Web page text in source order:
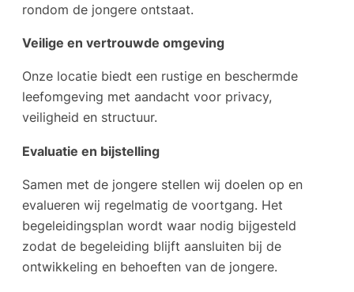
rondom de jongere ontstaat.
Veilige en vertrouwde omgeving
Onze locatie biedt een rustige en beschermde
leefomgeving met aandacht voor privacy,
veiligheid en structuur.
Evaluatie en bijstelling
Samen met de jongere stellen wij doelen op en
evalueren wij regelmatig de voortgang. Het
begeleidingsplan wordt waar nodig bijgesteld
zodat de begeleiding blijft aansluiten bij de
ontwikkeling en behoeften van de jongere.